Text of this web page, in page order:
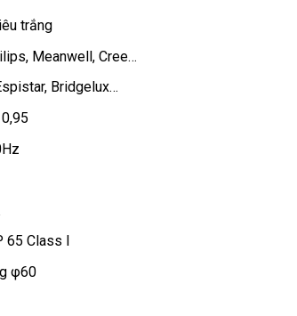
trắng
Meanwell, Cree…
Bridgelux…
Class I
φ60